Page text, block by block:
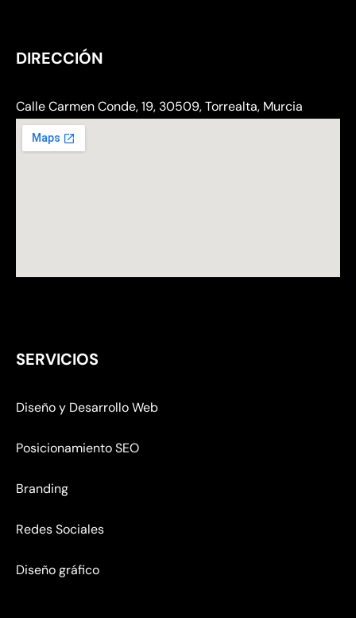
DIRECCIÓN
Calle Carmen Conde, 19, 30509, Torrealta, Murcia
SERVICIOS
Diseño y Desarrollo Web
Posicionamiento SEO
Branding
Redes Sociales
Diseño gráfico